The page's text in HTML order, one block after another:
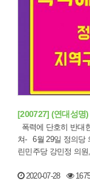
[200727] (연대성명
쳐- 6월 29일 정의당 의원 전원과 더불어민주당 권인숙, 이동주 의원, 열
린민주당 강민정 의
2020-07-28